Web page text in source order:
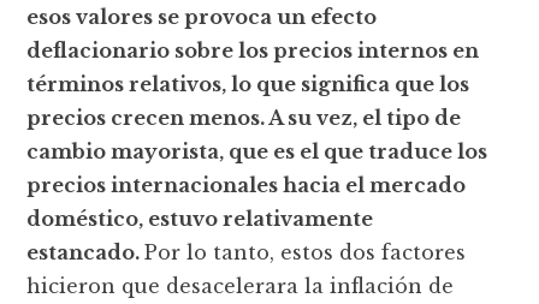
esos valores se provoca un efecto
deflacionario sobre los precios internos en
términos relativos, lo que significa que los
precios crecen menos. A su vez, el tipo de
cambio mayorista, que es el que traduce los
precios internacionales hacia el mercado
doméstico, estuvo relativamente
estancado.Por lo tanto, estos dos factores
hicieron que desacelerara la inflación de